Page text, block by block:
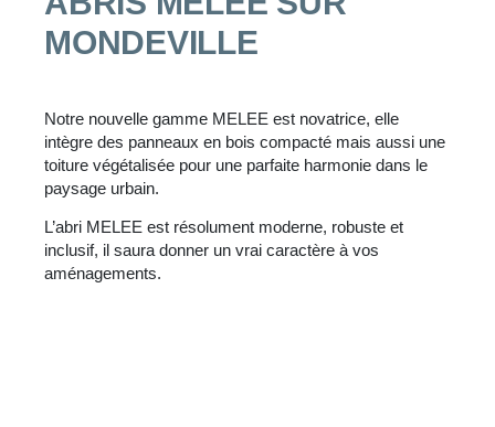
MONDEVILLE
Notre nouvelle gamme MELEE est novatrice, elle
intègre des panneaux en bois compacté mais aussi une
toiture végétalisée pour une parfaite harmonie dans le
paysage urbain.
L’abri MELEE est résolument moderne, robuste et
inclusif, il saura donner un vrai caractère à vos
aménagements.